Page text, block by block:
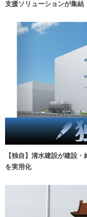
支援ソリューションが集結
【独自】清水建設が建設
を実用化